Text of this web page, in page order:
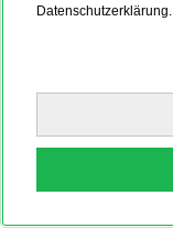
Datenschutzerklärung.